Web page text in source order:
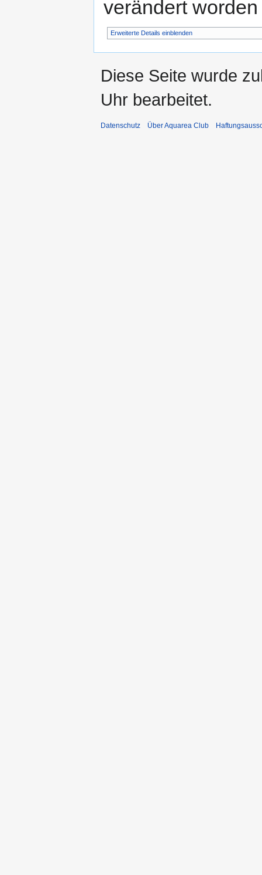
verändert
Erweiterte Details einblenden
Diese Seite wurde
Uhr bearbeitet.
Datenschutz Über Aquarea Club